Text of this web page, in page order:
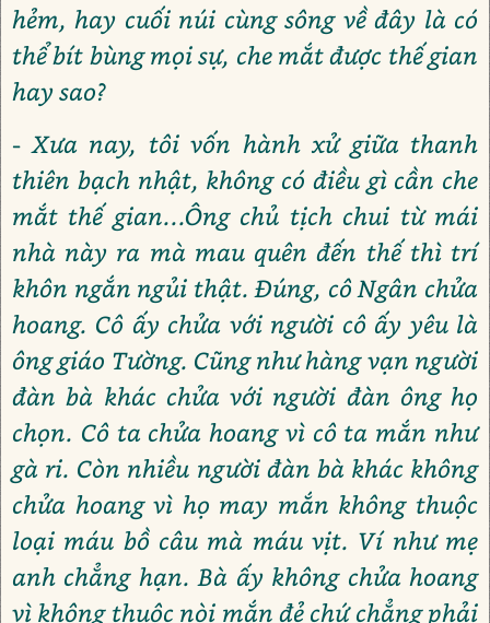
hẻm, hay cuối núi cùng sông về đây là có
thể bít bùng mọi sự, che mắt được thế gian
hay sao?
- Xưa nay, tôi vốn hành xử giữa thanh
thiên bạch nhật, không có điều gì cần che
mắt thế gian...Ông chủ tịch chui từ mái
nhà này ra mà mau quên đến thế thì trí
khôn ngắn ngủi thật. Đúng, cô Ngân chửa
hoang. Cô ấy chửa với người cô ấy yêu là
ông giáo Tường. Cũng như hàng vạn người
đàn bà khác chửa với người đàn ông họ
chọn. Cô ta chửa hoang vì cô ta mắn như
gà ri. Còn nhiều người đàn bà khác không
chửa hoang vì họ may mắn không thuộc
loại máu bồ câu mà máu vịt. Ví như mẹ
anh chẳng hạn. Bà ấy không chửa hoang
vì không thuộc nòi mắn đẻ chứ chẳng phải